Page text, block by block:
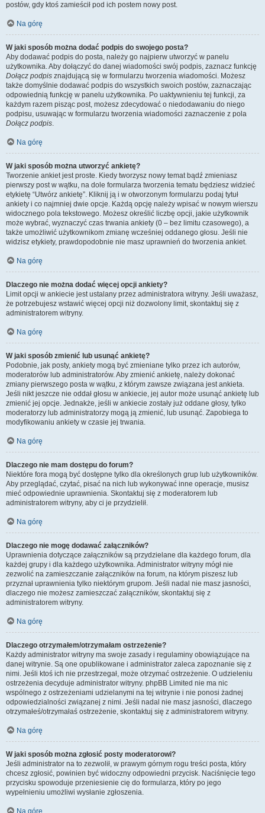
postów, gdy ktoś zamieścił pod ich postem nowy post.
Na górę
W jaki sposób można dodać podpis do swojego posta?
Aby dodawać podpis do posta, należy go najpierw utworzyć w panelu
użytkownika. Aby dołączyć do danej wiadomości swój podpis, zaznacz funkcję
Dołącz podpis znajdującą się w formularzu tworzenia wiadomości. Możesz
także domyślnie dodawać podpis do wszystkich swoich postów, zaznaczając
odpowiednią funkcję w panelu użytkownika. Po uaktywnieniu tej funkcji, za
każdym razem pisząc post, możesz zdecydować o niedodawaniu do niego
podpisu, usuwając w formularzu tworzenia wiadomości zaznaczenie z pola
Dołącz podpis.
Na górę
W jaki sposób można utworzyć ankietę?
Tworzenie ankiet jest proste. Kiedy tworzysz nowy temat bądź zmieniasz
pierwszy post w wątku, na dole formularza tworzenia tematu będziesz widzieć
etykietę “Utwórz ankietę”. Kliknij ją i w otworzonym formularzu podaj tytuł
ankiety i co najmniej dwie opcje. Każdą opcję należy wpisać w nowym wierszu
widocznego pola tekstowego. Możesz określić liczbę opcji, jakie użytkownik
może wybrać, wyznaczyć czas trwania ankiety (0 – bez limitu czasowego), a
także umożliwić użytkownikom zmianę wcześniej oddanego głosu. Jeśli nie
widzisz etykiety, prawdopodobnie nie masz uprawnień do tworzenia ankiet.
Na górę
Dlaczego nie można dodać więcej opcji ankiety?
Limit opcji w ankiecie jest ustalany przez administratora witryny. Jeśli uważasz,
że potrzebujesz wstawić więcej opcji niż dozwolony limit, skontaktuj się z
administratorem witryny.
Na górę
W jaki sposób zmienić lub usunąć ankietę?
Podobnie, jak posty, ankiety mogą być zmieniane tylko przez ich autorów,
moderatorów lub administratorów. Aby zmienić ankietę, należy dokonać
zmiany pierwszego posta w wątku, z którym zawsze związana jest ankieta.
Jeśli nikt jeszcze nie oddał głosu w ankiecie, jej autor może usunąć ankietę lub
zmienić jej opcje. Jednakże, jeśli w ankiecie zostały już oddane głosy, tylko
moderatorzy lub administratorzy mogą ją zmienić, lub usunąć. Zapobiega to
modyfikowaniu ankiety w czasie jej trwania.
Na górę
Dlaczego nie mam dostępu do forum?
Niektóre fora mogą być dostępne tylko dla określonych grup lub użytkowników.
Aby przeglądać, czytać, pisać na nich lub wykonywać inne operacje, musisz
mieć odpowiednie uprawnienia. Skontaktuj się z moderatorem lub
administratorem witryny, aby ci je przydzielił.
Na górę
Dlaczego nie mogę dodawać załączników?
Uprawnienia dotyczące załączników są przydzielane dla każdego forum, dla
każdej grupy i dla każdego użytkownika. Administrator witryny mógł nie
zezwolić na zamieszczanie załączników na forum, na którym piszesz lub
przyznał uprawnienia tylko niektórym grupom. Jeśli nadal nie masz jasności,
dlaczego nie możesz zamieszczać załączników, skontaktuj się z
administratorem witryny.
Na górę
Dlaczego otrzymałem/otrzymałam ostrzeżenie?
Każdy administrator witryny ma swoje zasady i regulaminy obowiązujące na
danej witrynie. Są one opublikowane i administrator zaleca zapoznanie się z
nimi. Jeśli ktoś ich nie przestrzegał, może otrzymać ostrzeżenie. O udzieleniu
ostrzeżenia decyduje administrator witryny. phpBB Limited nie ma nic
wspólnego z ostrzeżeniami udzielanymi na tej witrynie i nie ponosi żadnej
odpowiedzialności związanej z nimi. Jeśli nadal nie masz jasności, dlaczego
otrzymałeś/otrzymałaś ostrzeżenie, skontaktuj się z administratorem witryny.
Na górę
W jaki sposób można zgłosić posty moderatorowi?
Jeśli administrator na to zezwolił, w prawym górnym rogu treści posta, który
chcesz zgłosić, powinien być widoczny odpowiedni przycisk. Naciśnięcie tego
przycisku spowoduje przeniesienie cię do formularza, który po jego
wypełnieniu umożliwi wysłanie zgłoszenia.
Na górę